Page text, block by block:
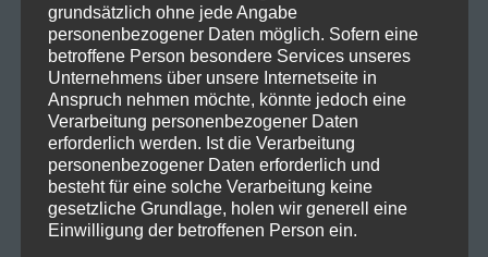
grundsätzlich ohne jede Angabe
personenbezogener Daten möglich. Sofern eine
betroffene Person besondere Services unseres
Unternehmens über unsere Internetseite in
Anspruch nehmen möchte, könnte jedoch eine
Verarbeitung personenbezogener Daten
erforderlich werden. Ist die Verarbeitung
personenbezogener Daten erforderlich und
besteht für eine solche Verarbeitung keine
gesetzliche Grundlage, holen wir generell eine
Einwilligung der betroffenen Person ein.